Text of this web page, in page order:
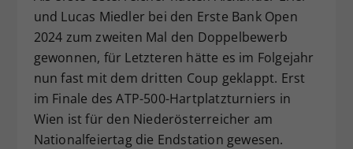
und Lucas Miedler bei den Erste Bank Open
2024 zum zweiten Mal den Doppelbewerb
gewonnen, für Letzteren hätte es im Folgejahr
nun fast mit dem dritten Coup geklappt. Erst
im Finale des ATP-500-Hartplatzturniers in
Wien ist für den Niederösterreicher am
Nationalfeiertag die Endstation gewesen.
Zweck
Dieser Wert speichert Ihre Consent-
Einstellungen. Unter anderem eine
zufällig generierte ID, für die
historische Speicherung Ihrer
vorgenommen Einstellungen, falls der
Webseiten-Betreiber dies eingestellt
hat.